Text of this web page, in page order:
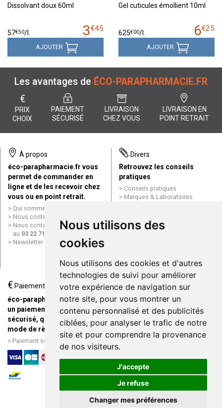
Nous utilisons des
cookies
Nous utilisons des cookies et d'autres
technologies de suivi pour améliorer
votre expérience de navigation sur
notre site, pour vous montrer un
contenu personnalisé et des publicités
ciblées, pour analyser le trafic de notre
site et pour comprendre la provenance
de nos visiteurs.
J'accepte
Je refuse
Changer mes préférences
Dissolvant doux 60ml
3€45
57€50/
AJOUTER
Gel cuticules émollient 10ml
6€25
625€00/
AJOUTER
Les avantages de ÉCO-PARAPHARMACIE.FR
€
PRIX
CHOIX
PAIEMENT
SÉCURISÉ
LIVRAISON
CHEZ VOUS
LIVRAISON EN
POINT RETRAIT
À propos
éco-parapharmacie.fr vous
permet de commander en
ligne et de les recevoir chez
vous ou en point retrait.
Qui sommes nous ?
Nous contacter par e-mail
Nous contacter par téléphone
au 03 22 71 64 10
Newsletter
Divers
Retrouvez les conseils
pratiques
Conseils pratiques
Marques & Laboratoires
Mentions légales
Données personnelles
ligne
€ Paiement
éco-parapharmacie.fr offre
un paiement entièrement
sécurisé, quel que soit le
mode de règlement
Paiement sécurisé et simple
Livraison / Point retrait
Commandez en ligne et
recevez votre commande
rapidement chez vous ou en
point retrait
Livraison chez vous ou en